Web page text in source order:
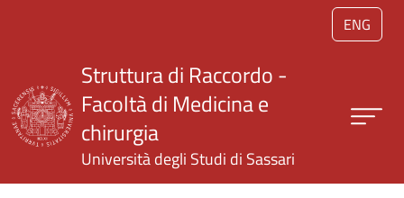
Salta al contenuto principale
ENG
Struttura di Raccordo -
Facoltà di Medicina e
chirurgia
Università degli Studi di Sassari